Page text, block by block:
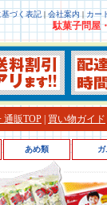
づく表記 | 会社案内 | カー
駄菓子問屋
通販TOP 買い物ガイド